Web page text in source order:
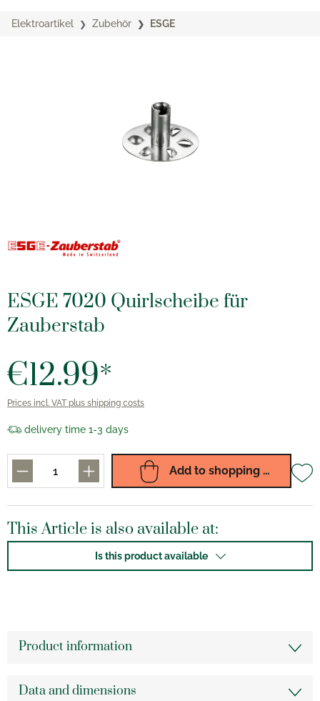
Elektroartikel Zubehör ESGE
ESGE 7020 Quirlscheibe für
Zauberstab
€12.99*
Prices incl. VAT plus shipping costs
delivery time 1-3 days
Add to shopping cart
This Article is also available at:
Is this product available
Product information
Data and dimensions